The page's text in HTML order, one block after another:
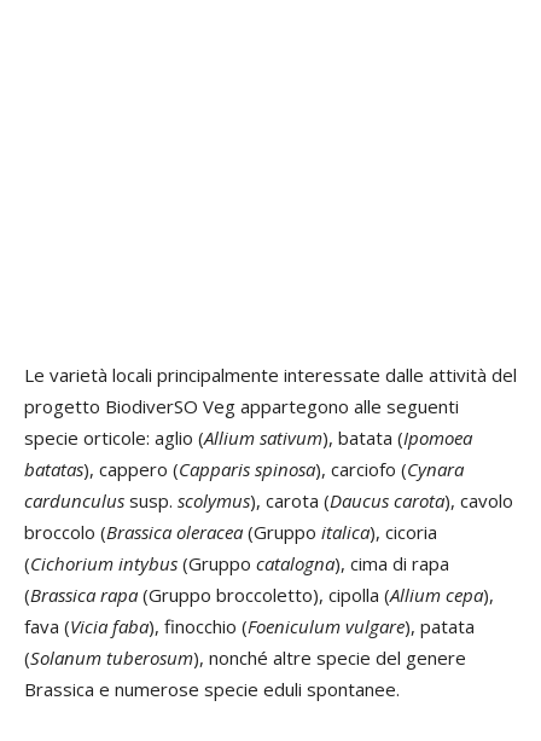
Le varietà locali principalmente interessate dalle attività del
progetto BiodiverSO Veg appartegono alle seguenti
specie orticole: aglio (Allium sativum), batata (Ipomoea
batatas), cappero (Capparis spinosa), carciofo (Cynara
cardunculus susp. scolymus), carota (Daucus carota), cavolo
broccolo (Brassica oleracea (Gruppo italica), cicoria
(Cichorium intybus (Gruppo catalogna), cima di rapa
(Brassica rapa (Gruppo broccoletto), cipolla (Allium cepa),
fava (Vicia faba), finocchio (Foeniculum vulgare), patata
(Solanum tuberosum), nonché altre specie del genere
Brassica e numerose specie eduli spontanee.